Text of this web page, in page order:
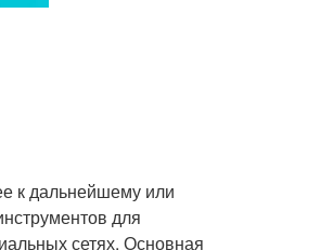
к дальнейшему или
для
сетях. Основная